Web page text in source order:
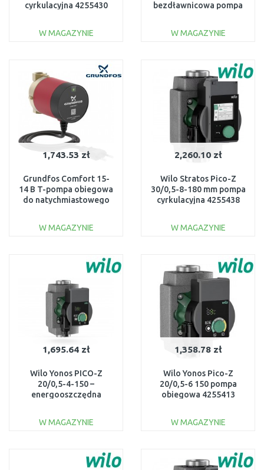
cyrkulacyjna 4255430
W MAGAZYNIE
bezdławnicowa pompa
W MAGAZYNIE
Do porównania
1,743.53 zł
Grundfos Comfort 15-
14 B T-pompa obiegowa
do natychmiastowego
W MAGAZYNIE
Do porównania
2,260.10 zł
Wilo Stratos Pico-Z
30/0,5-8-180 mm pompa
cyrkulacyjna 4255438
W MAGAZYNIE
Do porównania
1,695.64 zł
Wilo Yonos PICO-Z
20/0,5-4-150 –
energooszczędna
W MAGAZYNIE
Do porównania
1,358.78 zł
Wilo Yonos Pico-Z
20/0,5-6 150 pompa
obiegowa 4255413
W MAGAZYNIE
Do porównania